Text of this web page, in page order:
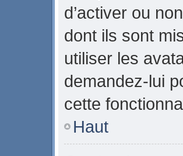
d’activer ou
dont ils sont
utiliser les
demandez-lui
cette
Haut